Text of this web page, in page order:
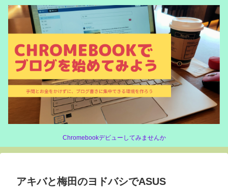
Chromebookデビューしてみませんか
アキバと梅田のヨドバシでASUS